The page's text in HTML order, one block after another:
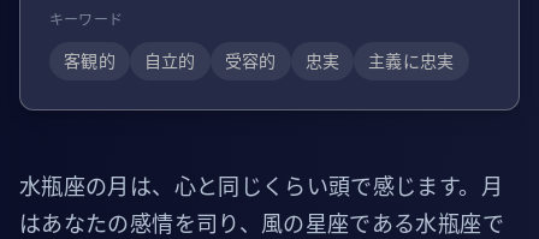
キーワード
客観的 自立的 受容的 忠実 主義に忠実
水瓶座の月は、心と同じくらい頭で感じます。月
はあなたの感情を司り、風の星座である水瓶座で